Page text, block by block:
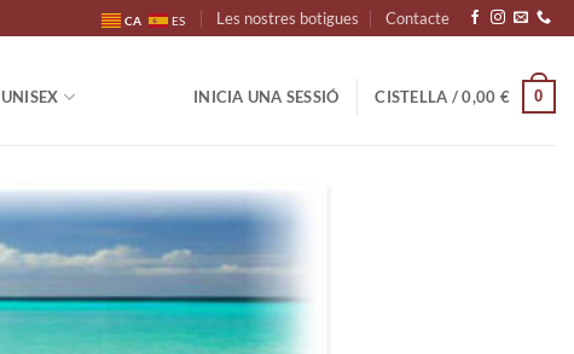
CA ES Les nostres botigues Contacte
UNISEX INICIA UNA SESSIÓ CISTELLA /0,00 € 0